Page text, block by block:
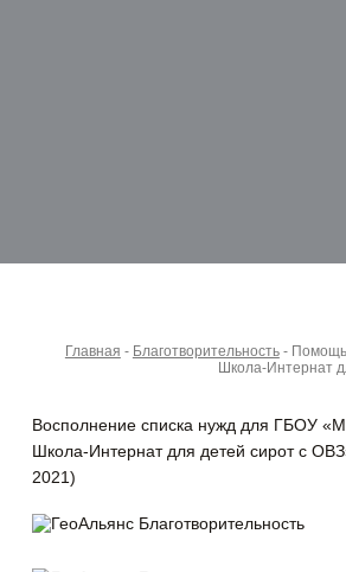
Главная - Благотворительность-
Школа-Интернат
Восполнение списка нужд для ГБОУ
Школа-Интернат для детей сирот с
2021)